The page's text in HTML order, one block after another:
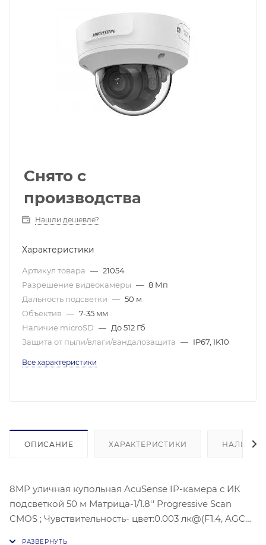
Снято с
производства
Нашли дешевле?
Характеристики
Артикул товара — 21054
Разрешение видеокамеры — 8 Мп
Дальность подсветки — 50 м
Объектив — 7-35 мм
Наличие microSD — До 512 Гб
Защита от пыли/влаги/вандалозащита — IP67, IK10
Все характеристики
ОПИСАНИЕ ХАРАКТЕРИСТИКИ НАЛИЧИЕ
8MP уличная купольная AcuSense IP-камера с ИК
подсветкой 50 м Матрица-1/1.8'' Progressive Scan
CMOS ; Чувствительность- цвет:0.003 лк@(F1.4, AGC